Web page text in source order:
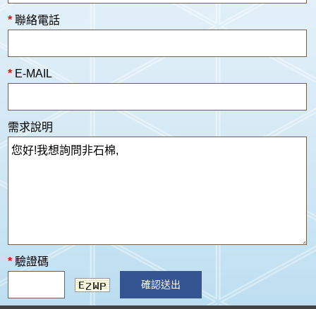
* 聯絡電話
* E-MAIL
需求說明
* 驗證碼
確認送出